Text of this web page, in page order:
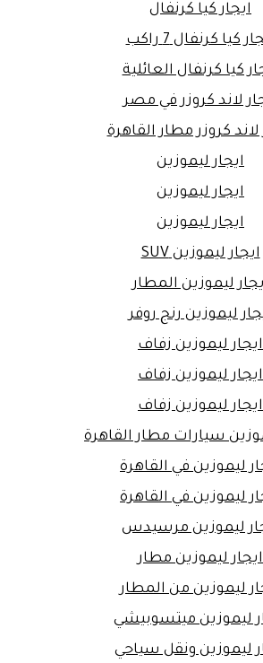
ايجار كيا كرنفال
كيا كرنفال 7 راكب
كيا كرنفال العائلية
لاند كروزر في مصر
لاند كروزر مطار القاهرة
ايجار ليموزين
ايجار ليموزين
ايجار ليموزين
ايجار ليموزين SUV
ليموزين المطار
ليموزين رنج روفر
ايجار ليموزين زفاف
ايجار ليموزين زفاف
ايجار ليموزين زفاف
سيارات مطار القاهرة
ليموزين في القاهرة
ليموزين في القاهرة
ليموزين مرسيدس
ايجار ليموزين مطار
ليموزين من المطار
ليموزين ميتسوبيشي
ليموزين ونقل سياحي